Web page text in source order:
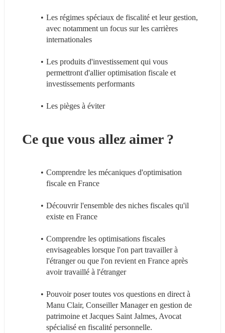
Les régimes spéciaux de fiscalité et leur gestion,
avec notamment un focus sur les carrières
internationales
Les produits d'investissement qui vous
permettront d'allier optimisation fiscale et
investissements performants
Les pièges à éviter
Ce que vous allez aimer ?
Comprendre les mécaniques d'optimisation
fiscale en France
Découvrir l'ensemble des niches fiscales qu'il
existe en France
Comprendre les optimisations fiscales
envisageables lorsque l'on part travailler à
l'étranger ou que l'on revient en France après
avoir travaillé à l'étranger
Pouvoir poser toutes vos questions en direct à
Manu Clair, Conseiller Manager en gestion de
patrimoine et Jacques Saint Jalmes, Avocat
spécialisé en fiscalité personnelle.